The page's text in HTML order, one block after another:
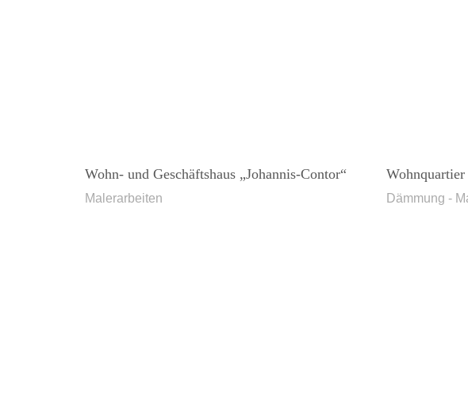
Wohn- und Geschäftshaus „Johannis-Contor“
Malerarbeiten
Wohnquartier
Dämmung -